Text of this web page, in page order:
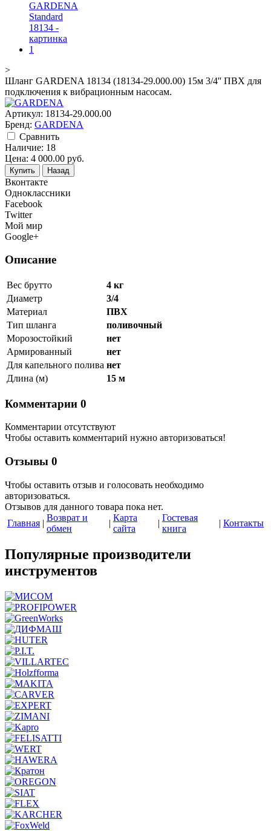
>
Шланг GARDENA 18134 (18134-29.000.00) 15м 3/4'' ПВХ для
подключения к вибрационным насосам.
Артикул: 18134-29.000.00
Бренд: GARDENA
Cравнить
Наличие: 18
Цена: 4 000.00 руб.
Купить Назад
Вконтакте
Одноклассники
Facebook
Twitter
Мой мир
Google+
Описание
Вес брутто
4 кг
Диаметр
3/4
Материал
ПВХ
Тип шланга
поливочный
Морозостойкий
нет
Армированный
нет
Для капельного полива нет
Длина (м)
15 м
Комментарии 0
Комментарии отсутствуют
Чтобы оставить комментарий нужно авторизоваться!
Отзывы 0
Чтобы оcтавить отзыв и голосовать необходимо
авторизоваться.
Отзывов для данного товара пока нет.
Главная |
Возврат и
обмен
|
Карта
сайта
|
Гостевая
книга
| Контакты
Популярные производители
инструментов